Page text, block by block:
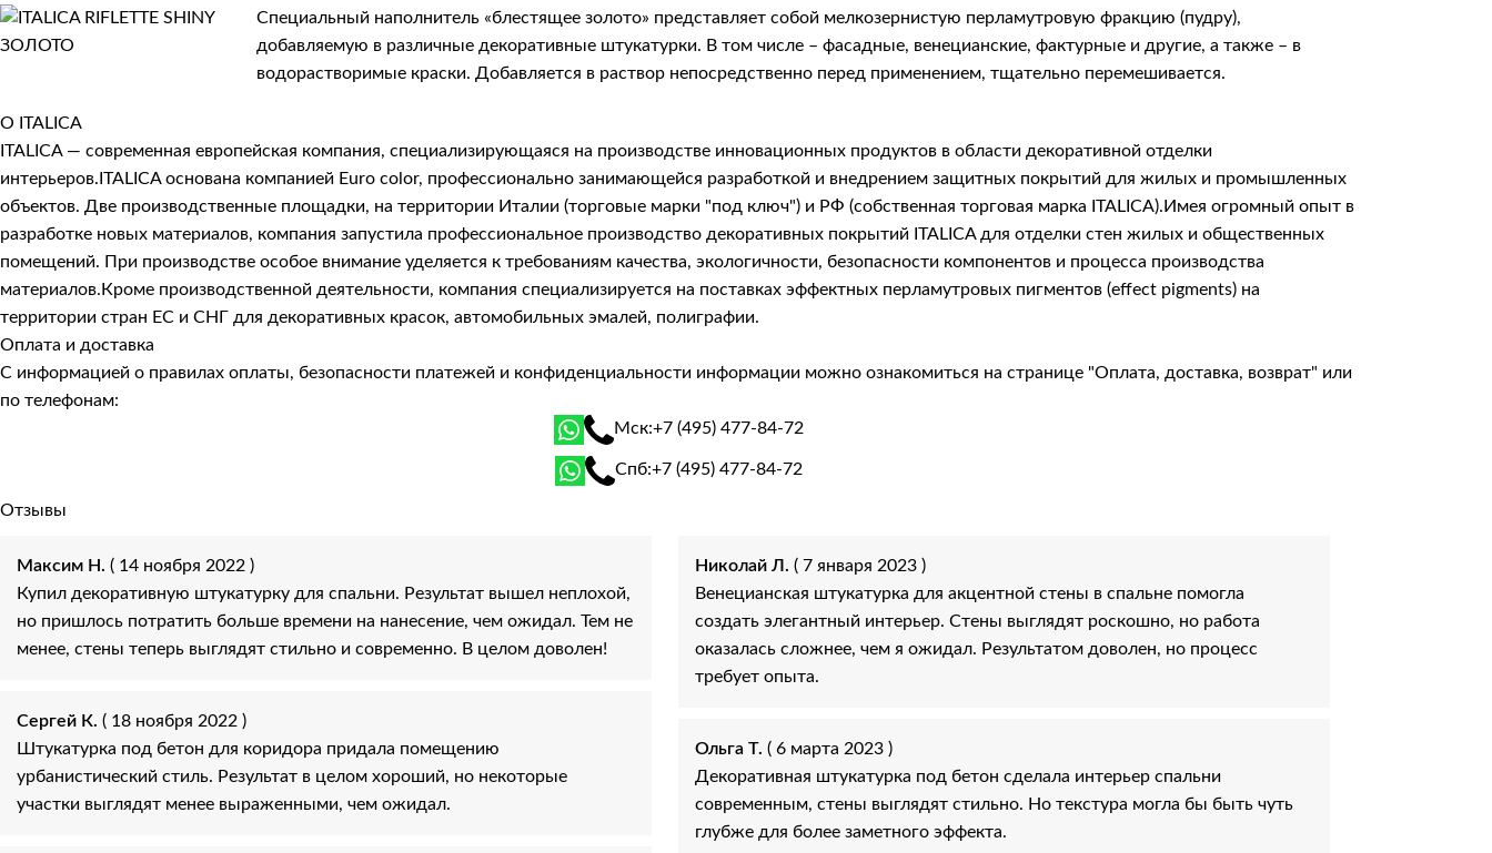
Специальный наполнитель «блестящее золото» представляет собой мелкозернистую перламутровую фракцию (пудру),
добавляемую в различные декоративные штукатурки. В том числе – фасадные, венецианские, фактурные и другие, а также – в
водорастворимые краски. Добавляется в раствор непосредственно перед применением, тщательно перемешивается.
О ITALICA
ITALICA — современная европейская компания, специализирующаяся на производстве инновационных продуктов в области декоративной отделки
интерьеров.ITALICA основана компанией Euro color, профессионально занимающейся разработкой и внедрением защитных покрытий для жилых и промышленных
объектов. Две производственные площадки, на территории Италии (торговые марки "под ключ") и РФ (собственная торговая марка ITALICA).Имея огромный опыт в
разработке новых материалов, компания запустила профессиональное производство декоративных покрытий ITALICA для отделки стен жилых и общественных
помещений. При производстве особое внимание уделяется к требованиям качества, экологичности, безопасности компонентов и процесса производства
материалов.Кроме производственной деятельности, компания специализируется на поставках эффектных перламутровых пигментов (effect pigments) на
территории стран ЕС и СНГ для декоративных красок, автомобильных эмалей, полиграфии.
Оплата и доставка
С информацией о правилах оплаты, безопасности платежей и конфиденциальности информации можно ознакомиться на странице "Оплата, доставка, возврат" или
по телефонам:
Мск:+7 (495) 477-84-72
Спб:+7 (495) 477-84-72
Отзывы
Максим Н. ( 14 ноября 2022 )
Купил декоративную штукатурку для спальни. Результат вышел неплохой,
но пришлось потратить больше времени на нанесение, чем ожидал. Тем не
менее, стены теперь выглядят стильно и современно. В целом доволен!
Сергей К. ( 18 ноября 2022 )
Штукатурка под бетон для коридора придала помещению
урбанистический стиль. Результат в целом хороший, но некоторые
участки выглядят менее выраженными, чем ожидал.
Николай Л. ( 7 января 2023 )
Венецианская штукатурка для акцентной стены в спальне помогла
создать элегантный интерьер. Стены выглядят роскошно, но работа
оказалась сложнее, чем я ожидал. Результатом доволен, но процесс
требует опыта.
Ольга Т. ( 6 марта 2023 )
Декоративная штукатурка под бетон сделала интерьер спальни
современным, стены выглядят стильно. Но текстура могла бы быть чуть
глубже для более заметного эффекта.